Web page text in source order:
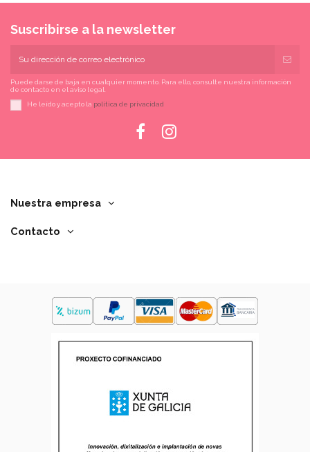
Suscribirse a la newsletter
Puede darse de baja en cualquier momento. Para ello, consulte nuestra información
de contacto en el aviso legal.
He leído y acepto la política de privacidad
Nuestra empresa
Contacto